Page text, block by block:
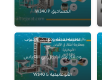
المساحيق W340 P
ماكينة تعبئة وتغليف الحبوب
ومعكرونة أشكال في الأكياس
الأتوماتيكية W340 G